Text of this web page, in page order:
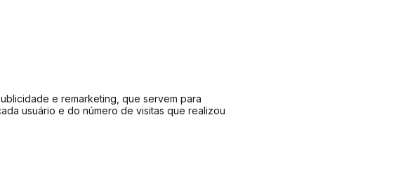
e remarketing, que servem para
usuário e do número de visitas que realizou